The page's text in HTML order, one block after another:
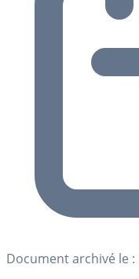
Document archivé le :